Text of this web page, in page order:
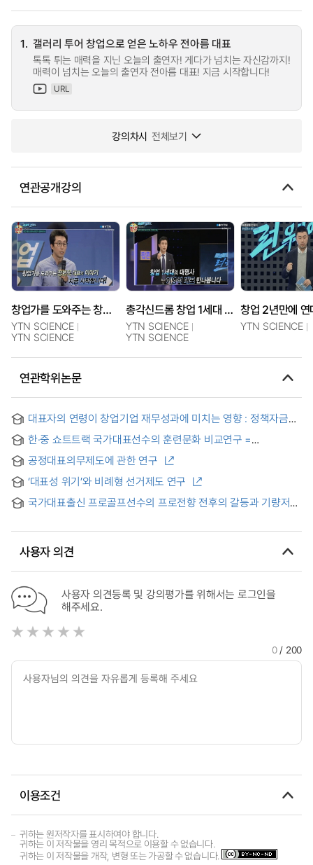
1. 갤러리 투어 창업으로 얻은 노하우 전아름 대표
톡톡 튀는 매력을 지닌 오늘의 출연자! 게다가 넘치는 자신감까지!
매력이 넘치는 오늘의 출연자 전아름 대표! 지금 시작합니다!
URL
강의차시 전체보기
연관공개강의
창업가를 도와주는 창업가! 정현욱 대표
YTN SCIENCE
YTN SCIENCE
총각신드롬 창업 1세대 대표아이콘, 이영석 대표
YTN SCIENCE
YTN SCIENCE
YTN SCIENCE
연관학위논문
대표자의 연령이 창업기업 재무성과에 미치는 영향 : 정책자금
지원을 중심으로
한·중 쇼트트랙 국가대표선수의 훈련문화 비교연구 =
Comparative study on training culture of national
representatives of short track speed skating between
South Korea and China
공정대표의무제도에 관한 연구
‘대표성 위기’와 비례형 선거제도 연구
국가대표출신 프로골프선수의 프로전향 전후의 갈등과 기량저하
national golf team player : occurred from the before and
사용자 의견
사용자 의견등록 및 강의평가를 위해서는 로그인을
해주세요.
0/ 200
이용조건
귀하는 원저작자를 표시하여야 합니다.
귀하는 이 저작물을 영리 목적으로 이용할 수 없습니다.
귀하는 이 저작물을 개작, 변형 또는 가공할 수 없습니다.